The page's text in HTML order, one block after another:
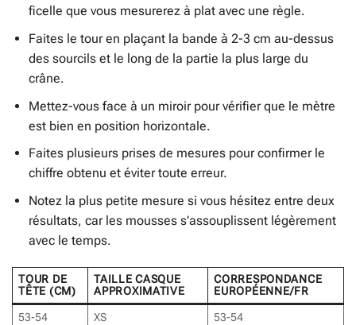
ficelle que vous mesurerez à plat avec une règle.
Faites le tour en plaçant la bande à 2-3 cm au-dessus
des sourcils et le long de la partie la plus large du
crâne.
Mettez-vous face à un miroir pour vérifier que le mètre
est bien en position horizontale.
Faites plusieurs prises de mesures pour confirmer le
chiffre obtenu et éviter toute erreur.
Notez la plus petite mesure si vous hésitez entre deux
résultats, car les mousses s’assouplissent légèrement
avec le temps.
TOUR DE
TÊTE (CM)
TAILLE CASQUE
APPROXIMATIVE
CORRESPONDANCE
EUROPÉENNE/FR
53-54
XS
53-54